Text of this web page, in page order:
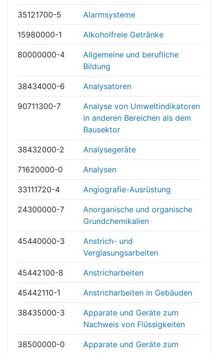
35121700-5 Alarmsysteme
15980000-1 Alkoholfreie Getränke
80000000-4
Allgemeine und berufliche
Bildung
38434000-6 Analysatoren
90711300-7
Analyse von Umweltindikatoren
in anderen Bereichen als dem
Bausektor
38432000-2 Analysegeräte
71620000-0 Analysen
33111720-4 Angiografie-Ausrüstung
24300000-7
Anorganische und organische
Grundchemikalien
45440000-3
Anstrich- und
Verglasungsarbeiten
45442100-8 Anstricharbeiten
45442110-1 Anstricharbeiten in Gebäuden
38435000-3
Apparate und Geräte zum
Nachweis von Flüssigkeiten
38500000-0
Apparate und Geräte zum